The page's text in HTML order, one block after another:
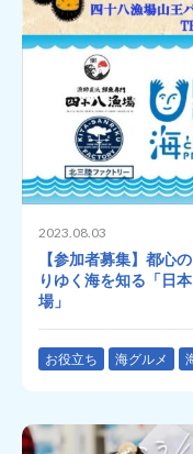
2023.08.03
【参加者募集】都心
りゆく海を知る「日
場」
お役立ち 海グルメ